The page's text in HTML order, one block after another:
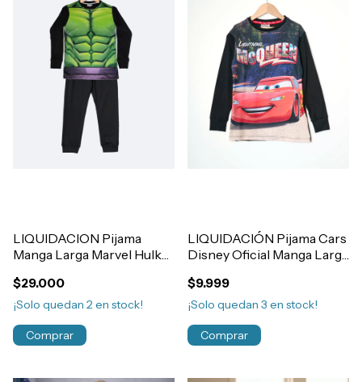
LIQUIDACION Pijama
Manga Larga Marvel Hulk
Art.80883
$29.000
¡Solo quedan 2en stock!
Comprar
LIQUIDACIÓN Pijama Cars
Disney Oficial Manga Larga
Art.80374
$9.999
¡Solo quedan 3 en stock!
Comprar